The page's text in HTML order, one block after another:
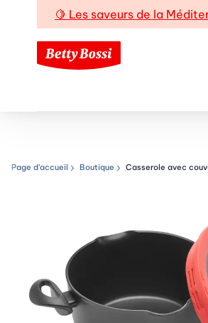
🍋 Les saveurs de la
Chemin de navigation
Page d’accueil Boutique Casserole avec